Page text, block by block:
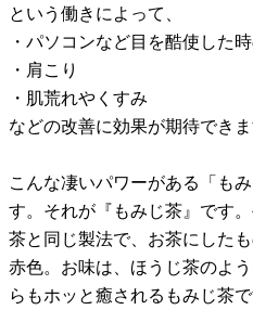
という働きによって、
・パソコンなど目を酷使した
・肩こり
・肌荒れやくすみ
などの改善に効果が期待できま
こんな凄いパワーがある「も
す。それが『もみじ茶』です
茶と同じ製法で、お茶にした
赤色。お味は、ほうじ茶のよ
らもホッと癒されるもみじ茶